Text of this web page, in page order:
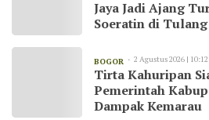
Jaya Jadi Ajang
Soeratin di
BOGOR 2 Agustus 2026 | 10:12
Tirta Kahuripan
Pemerintah
Dampak Kemarau